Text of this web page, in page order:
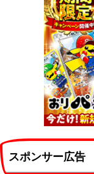
スポンサー広告